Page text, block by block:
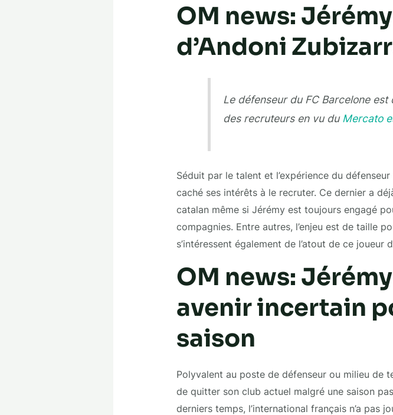
OM news:
d’Andoni
Le défenseur du FC Barcelone est
des recruteurs en vu du Mercato
Séduit par le talent et l’expérience du
caché ses intérêts à le recruter. Ce dernier a
catalan même si Jérémy est toujours engagé
compagnies. Entre autres, l’enjeu est de taille
s’intéressent également de l’atout de ce joueur
OM news:
avenir incertain
saison
Polyvalent au poste de défenseur ou milieu de
de quitter son club actuel malgré une saison
derniers temps, l’international français n’a pas